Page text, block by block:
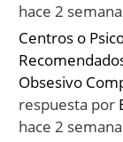
hace 2
Centros o
Obsesivo
respuesta por
hace 2